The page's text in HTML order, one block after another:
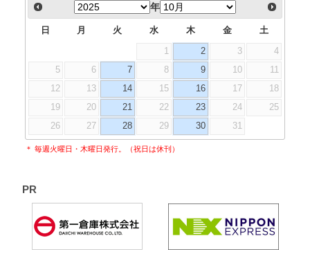
年
日 月 火 水 木 金 土
1 2 3
4
5
6 7 8 9 10
11
12
13 14 15 16 17
18
19
20 21 22 23 24
25
26
27 28 29 30 31
＊ 毎週火曜日・木曜日発行。（祝日は休刊）